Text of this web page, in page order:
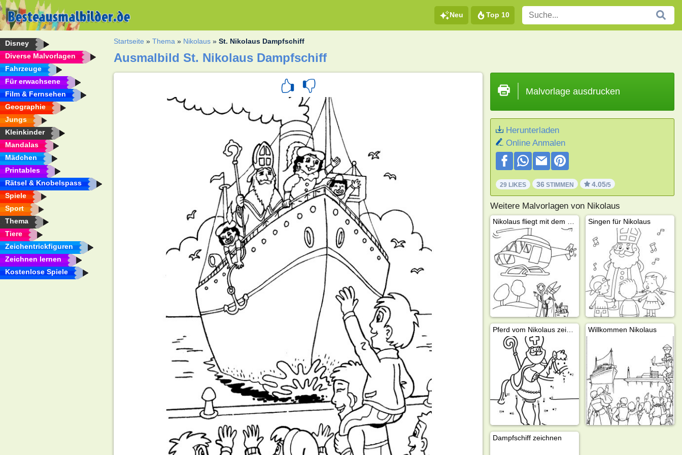
Neu Top 10
Disney
Diverse Malvorlagen
Fahrzeuge
Für erwachsene
Film & Fernsehen
Geographie
Jungs
Kleinkinder
Mandalas
Mädchen
Printables
Rätsel & Knobelspass
Spiele
Sport
Thema
Tiere
Zeichentrickfiguren
Zeichnen lernen
Kostenlose Spiele
Startseite »Thema » Nikolaus »St. Nikolaus Dampfschiff
Ausmalbild St. Nikolaus Dampfschiff
Malvorlage ausdrucken
Herunterladen
Online Anmalen
29 LIKES 36STIMMEN 4.05/5
Weitere Malvorlagen von Nikolaus
Singen für Nikolaus
Pferd vom Nikolaus zeichnen Willkommen Nikolaus
Dampfschiff zeichnen